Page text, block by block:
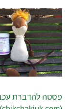
פסטה להדברת